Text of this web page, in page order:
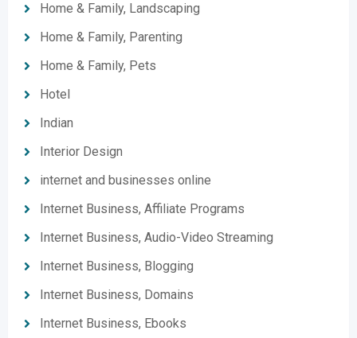
Home & Family, Landscaping
Home & Family, Parenting
Home & Family, Pets
Hotel
Indian
Interior Design
internet and businesses online
Internet Business, Affiliate Programs
Internet Business, Audio-Video Streaming
Internet Business, Blogging
Internet Business, Domains
Internet Business, Ebooks